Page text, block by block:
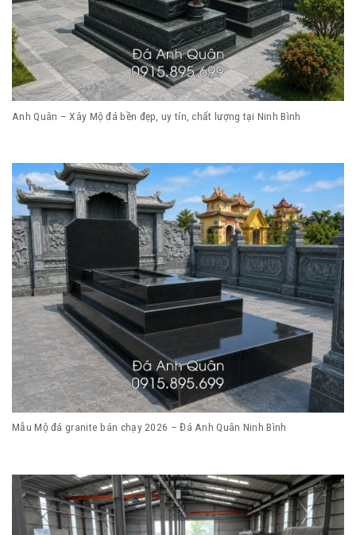
Anh Quân – Xây Mộ đá bền đẹp, uy tín, chất lượng tại Ninh Bình
Mẫu Mộ đá granite bán chạy 2026 – Đá Anh Quân Ninh Bình